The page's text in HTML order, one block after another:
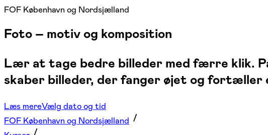
FOF København og Nordsjælland
Foto – motiv og komposition
Lær at tage bedre billeder med færre klik.
skaber billeder, der fanger øjet og fortæller
Læs mereVælg dato og tid
FOF København og Nordsjælland